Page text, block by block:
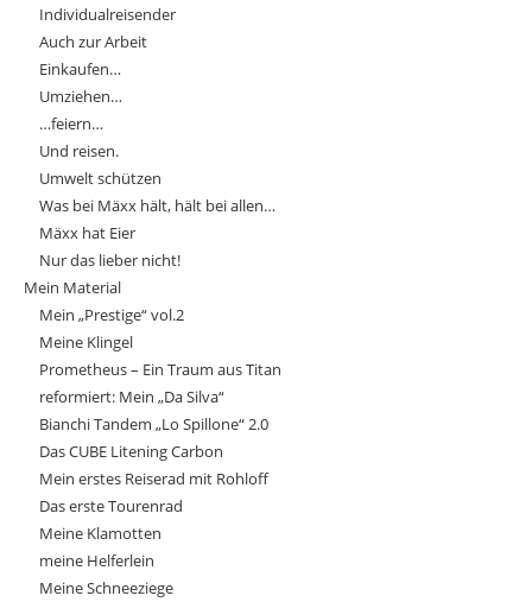
Individualreisender
Auch zur Arbeit
Einkaufen…
Umziehen…
…feiern…
Und reisen.
Umwelt schützen
Was bei Mäxx hält, hält bei allen…
Mäxx hat Eier
Nur das lieber nicht!
Mein Material
Mein „Prestige“ vol.2
Meine Klingel
Prometheus – Ein Traum aus Titan
reformiert: Mein „Da Silva“
Bianchi Tandem „Lo Spillone“ 2.0
Das CUBE Litening Carbon
Mein erstes Reiserad mit Rohloff
Das erste Tourenrad
Meine Klamotten
meine Helferlein
Meine Schneeziege